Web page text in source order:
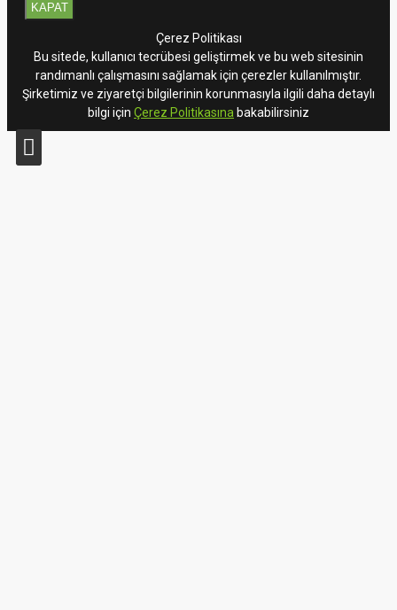
KAPAT
Çerez Politikası
Bu sitede, kullanıcı tecrübesi geliştirmek ve bu web sitesinin
randımanlı çalışmasını sağlamak için çerezler kullanılmıştır.
Şirketimiz ve ziyaretçi bilgilerinin korunmasıyla ilgili daha detaylı
bilgi için Çerez Politikasına bakabilirsiniz